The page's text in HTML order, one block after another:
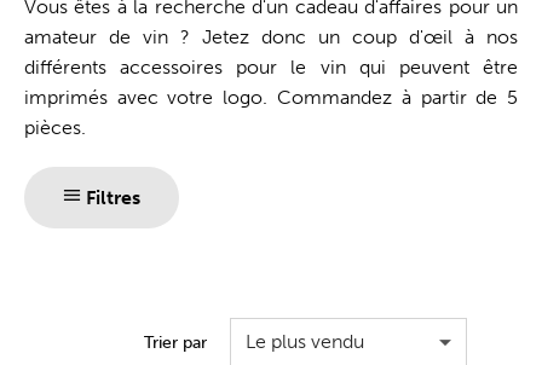
Vous êtes à la recherche d'un cadeau d'affaires pour un
amateur de vin ? Jetez donc un coup d'œil à nos
différents accessoires pour le vin qui peuvent être
imprimés avec votre logo. Commandez à partir de 5
pièces.
Filtres
Trier par Le plus vendu